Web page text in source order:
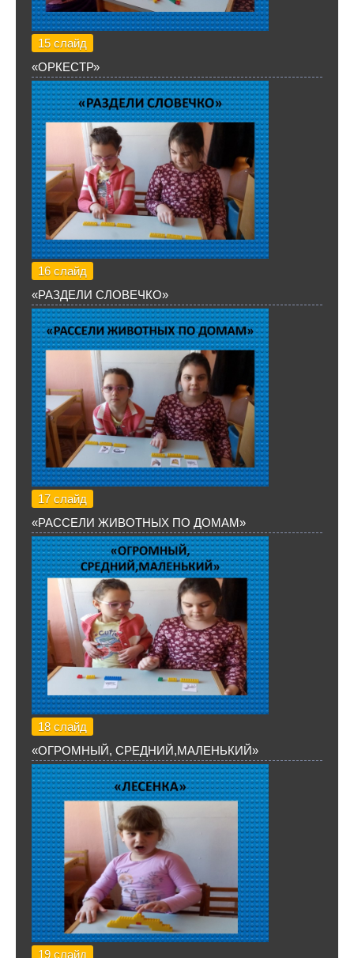
15 слайд
«ОРКЕСТР»
16 слайд
«РАЗДЕЛИ СЛОВЕЧКО»
17 слайд
«РАССЕЛИ ЖИВОТНЫХ ПО ДОМАМ»
18 слайд
«ОГРОМНЫЙ, СРЕДНИЙ,МАЛЕНЬКИЙ»
19 слайд